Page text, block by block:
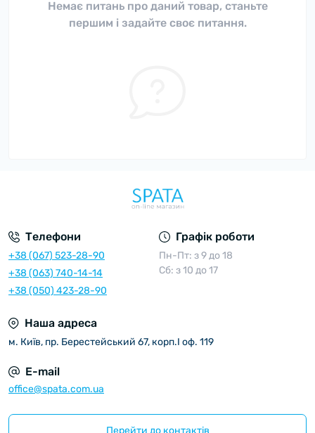
Немає питань про даний товар, станьте
першим і задайте своє питання.
Телефони
+38 (067) 523-28-90
+38 (063) 740-14-14
+38 (050) 423-28-90
Графік роботи
Пн-Пт: з 9 до 18
Сб: з 10 до 17
Наша адреса
м. Київ, пр. Берестейський 67, корп.I оф. 119
E-mail
office@spata.com.ua